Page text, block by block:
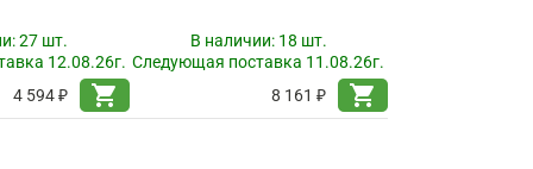
27 шт.
12.08.26г.
4 594 ₽
shopping_cart
В наличии: 18 шт.
Следующая поставка 11.08.26г.
8 161 ₽
shopping_cart